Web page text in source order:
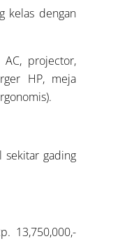
kelas dengan
AC, projector,
HP, meja
gading
13,750,000,-